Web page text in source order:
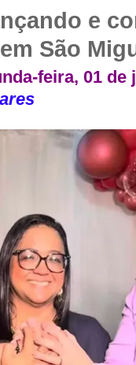
e
São
feira, 01 de